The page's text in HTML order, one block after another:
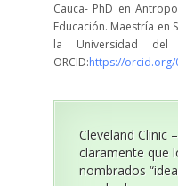
Cauca- PhD en
Educación. Maestría en
la Universidad del
ORCID:https://orcid.org/
Cleveland Clinic
claramente que
nombrados